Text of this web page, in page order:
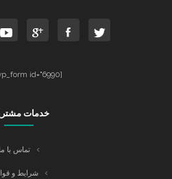
[mc4wp_form id="6990"]
خدمات
تماس با ما
شرایط و